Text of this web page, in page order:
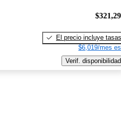
El precio incluye tasas
$6,019/mes
Verif. disponibilidad